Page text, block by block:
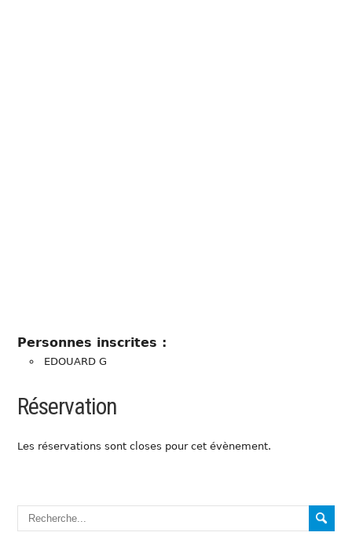
Personnes inscrites :
EDOUARD G
Réservation
Les réservations sont closes pour cet évènement.